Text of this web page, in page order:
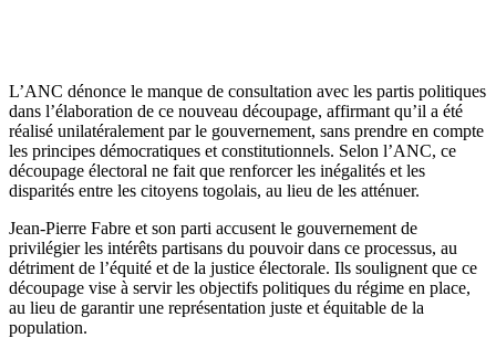
L’ANC dénonce le manque de consultation avec les partis politiques
dans l’élaboration de ce nouveau découpage, affirmant qu’il a été
réalisé unilatéralement par le gouvernement, sans prendre en compte
les principes démocratiques et constitutionnels. Selon l’ANC, ce
découpage électoral ne fait que renforcer les inégalités et les
disparités entre les citoyens togolais, au lieu de les atténuer.
Jean-Pierre Fabre et son parti accusent le gouvernement de
privilégier les intérêts partisans du pouvoir dans ce processus, au
détriment de l’équité et de la justice électorale. Ils soulignent que ce
découpage vise à servir les objectifs politiques du régime en place,
au lieu de garantir une représentation juste et équitable de la
population.